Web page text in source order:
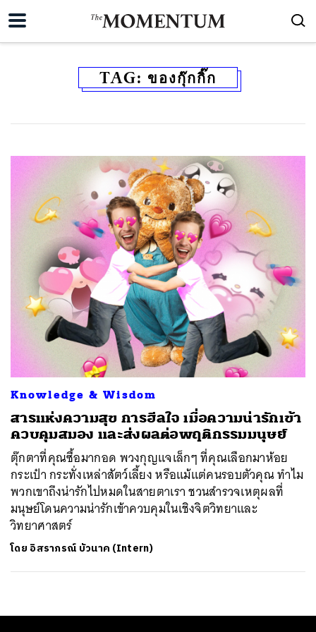
TAG: ของกุ๊กกิ๊ก
Knowledge & Wisdom
สารแห่งความสุข การฮีลใจ เมื่อความน่ารักเข้า
ควบคุมสมอง และส่งผลต่อพฤติกรรมมนุษย์
ตุ๊กตาที่คุณซื้อมากอด พวงกุญแจเล็กๆ ที่คุณเลือกมาห้อย
กระเป๋า กระทั่งเหล่าสัตว์เลี้ยง หรือแม้แต่คนรอบตัวคุณ ทำไม
พวกเขาถึงน่ารักไปหมดในสายตาเรา ชวนสำรวจเหตุผลที่
มนุษย์โดนความน่ารักเข้าควบคุมในเชิงจิตวิทยาและ
วิทยาศาสตร์
โดย อิสราภรณ์ บัวนาค (Intern)
SHARE TWEET LINE EMAIL